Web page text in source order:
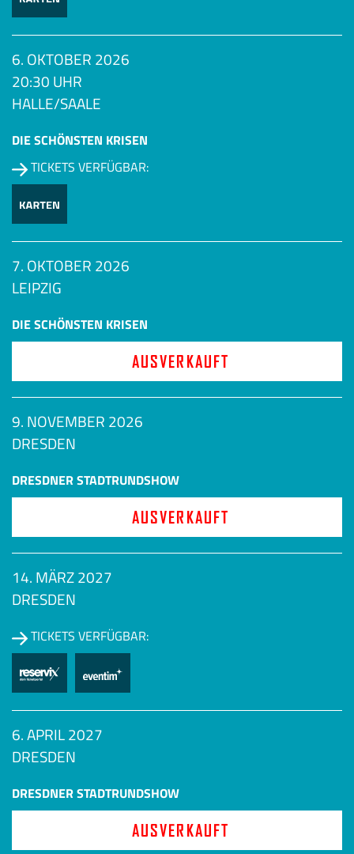
6. OKTOBER 2026
20:30 UHR
HALLE/SAALE
DIE SCHÖNSTEN KRISEN
TICKETS VERFÜGBAR:
7. OKTOBER 2026
LEIPZIG
DIE SCHÖNSTEN KRISEN
AUSVERKAUFT
9. NOVEMBER 2026
DRESDEN
DRESDNER STADTRUNDSHOW
AUSVERKAUFT
14. MÄRZ 2027
DRESDEN
TICKETS VERFÜGBAR:
6. APRIL 2027
DRESDEN
DRESDNER STADTRUNDSHOW
AUSVERKAUFT